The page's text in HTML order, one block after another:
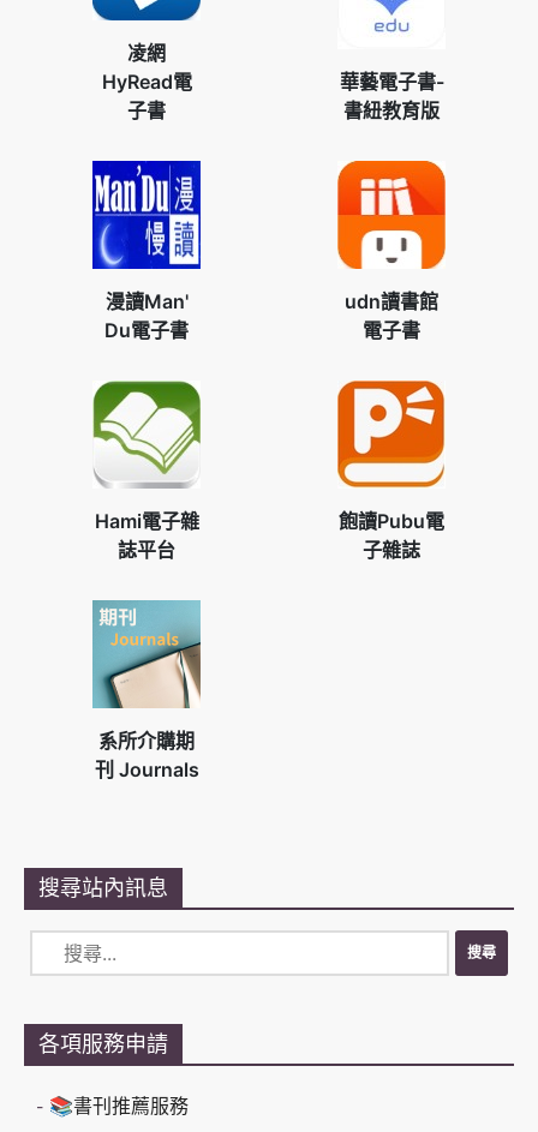
搜尋站內訊息
各項服務申請
📚書刊推薦服務
凌網
HyRead電
子書
華藝電子書-
書紐教育版
漫讀Man'
Du電子書
udn讀書館
電子書
Hami電子雜
誌平台
飽讀Pubu電
子雜誌
系所介購期
刊 Journals